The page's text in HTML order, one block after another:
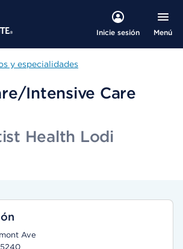
Inicie sesión Menú
y especialidades
y especialidades
Intensive Care
Health Lodi
Ave